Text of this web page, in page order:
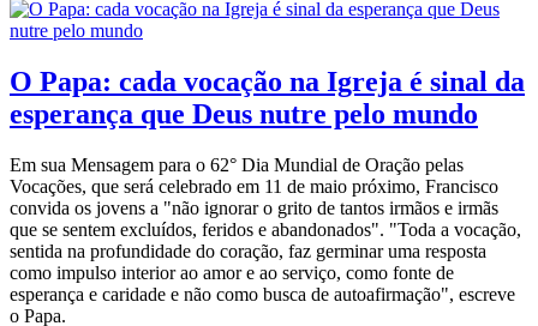
O Papa: cada vocação na Igreja é sinal da
esperança que Deus nutre pelo mundo
Em sua Mensagem para o 62° Dia Mundial de Oração pelas
Vocações, que será celebrado em 11 de maio próximo, Francisco
convida os jovens a "não ignorar o grito de tantos irmãos e irmãs
que se sentem excluídos, feridos e abandonados". "Toda a vocação,
sentida na profundidade do coração, faz germinar uma resposta
como impulso interior ao amor e ao serviço, como fonte de
esperança e caridade e não como busca de autoafirmação", escreve
o Papa.